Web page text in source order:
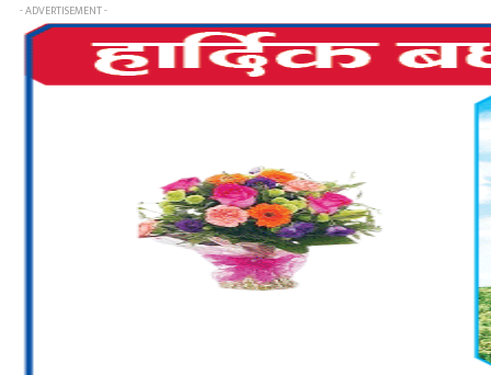
- ADVERTISEMENT -